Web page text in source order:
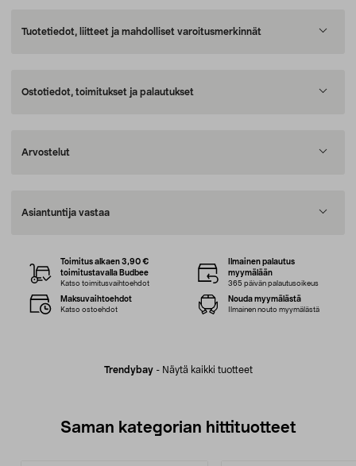
Tuotetiedot, liitteet ja mahdolliset varoitusmerkinnät
Ostotiedot, toimitukset ja palautukset
Arvostelut
Asiantuntija vastaa
Trendybay- Näytä kaikki tuotteet
Toimitus alkaen 3,90 €
toimitustavalla Budbee
Katso toimitusvaihtoehdot
Ilmainen palautus
myymälään
365 päivän palautusoikeus
Maksuvaihtoehdot
Katso ostoehdot
Nouda myymälästä
Ilmainen nouto myymälästä
Saman kategorian hittituotteet